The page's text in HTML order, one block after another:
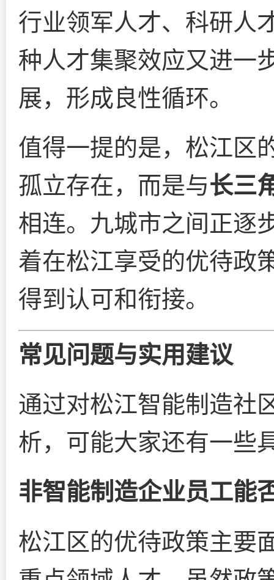
行业领军人才、科研人
种人才集聚效应又进一
展，形成良性循环。
值得一提的是，松江区
孤立存在，而是与长三
相连。九城市之间正逐
着在松江享受的优待政
得到认可和衔接。
常见问题与实用建议
通过对松江智能制造社
析，可能大家还有一些
非智能制造企业员工能
松江区的优待政策主要